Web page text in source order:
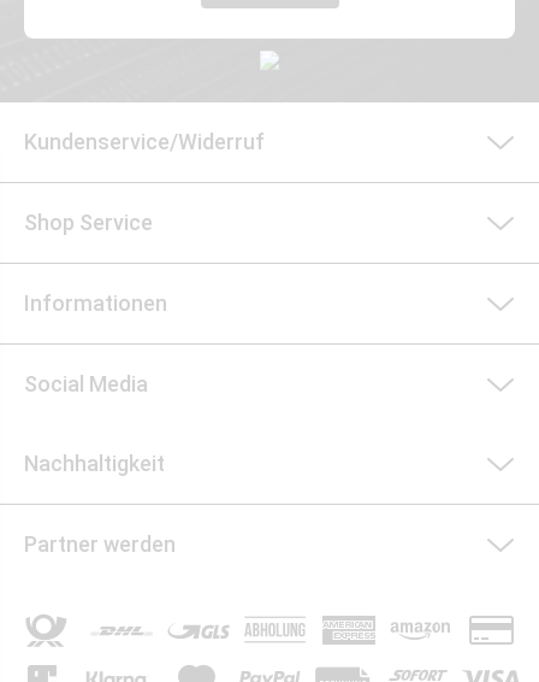
Kundenservice/Widerruf
Shop Service
Informationen
Social Media
Nachhaltigkeit
Partner werden